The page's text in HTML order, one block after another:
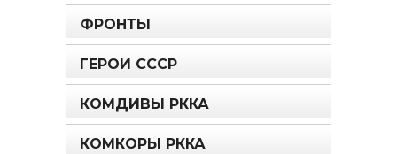
ФРОНТЫ
ГЕРОИ СССР
КОМДИВЫ РККА
КОМКОРЫ РККА